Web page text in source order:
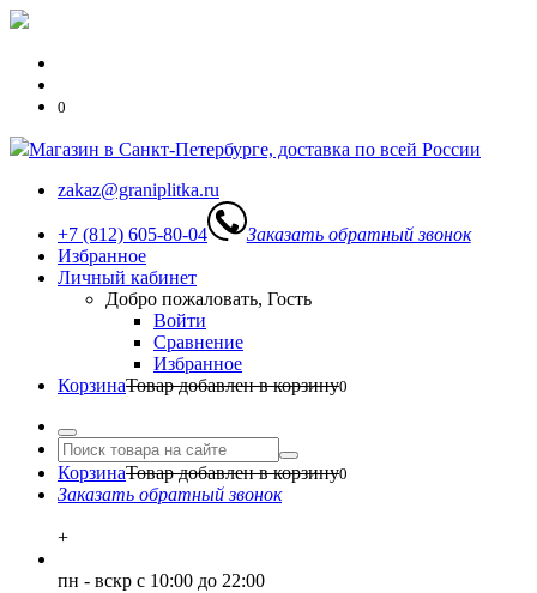
0
Магазин в Санкт-Петербурге, доставка по всей России
zakaz@graniplitka.ru
+7 (812) 605-80-04
Заказать обратный звонок
Избранное
Личный кабинет
Добро пожаловать, Гость
Войти
Сравнение
Избранное
КорзинаТовар добавлен в корзину0
КорзинаТовар добавлен в корзину0
Заказать обратный звонок
+
пн - вскр с 10:00 до 22:00